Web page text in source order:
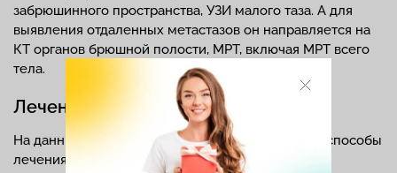
забрюшинного пространства, УЗИ малого таза. А для
выявления отдаленных метастазов он направляется на
КТ органов брюшной полости, МРТ, включая МРТ всего
тела.
Лечение рака простаты
На данный момент предусмотрены следующие способы
лечения заболевания: